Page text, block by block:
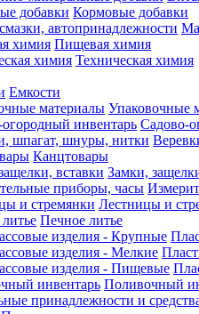
Кормовые добавки
Пищевая химия
Техническая химия
Емкости
Упаковочные
Садово-
Канцтовары
Замки,
Лестницы и
Печное литье
Поливочный